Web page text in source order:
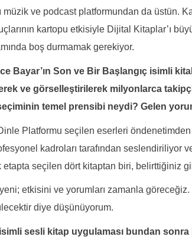
müzik ve podcast platformundan da üstün.
kartopu etkisiyle Dijital Kitaplar’ı
boş durmamak gerekiyor.
Bayar’ın Son ve Bir Başlangıç isimli
ve görselleştirilerek milyonlarca
temel prensibi neydi? Gelen
Platformu seçilen eserleri
kadroları tarafından seslendiriliyor
etapta seçilen dört kitaptan biri, belirttiğiniz
etkisini ve yorumları zamanla
diye düşünüyorum.
sesli kitap uygulaması bundan